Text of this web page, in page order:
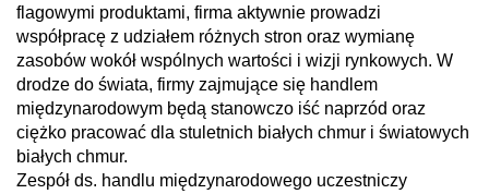
flagowymi produktami, firma aktywnie prowadzi
współpracę z udziałem różnych stron oraz wymianę
zasobów wokół wspólnych wartości i wizji rynkowych. W
drodze do świata, firmy zajmujące się handlem
międzynarodowym będą stanowczo iść naprzód oraz
ciężko pracować dla stuletnich białych chmur i światowych
białych chmur.
Zespół ds. handlu międzynarodowego uczestniczy